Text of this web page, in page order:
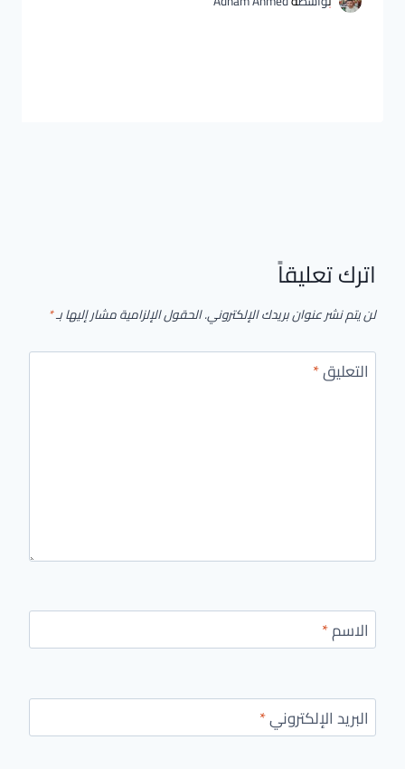
اترك تعليقاً
لن يتم نشر عنوان بريدك الإلكتروني.الحقول الإلزامية مشار إليها بـ*
التعليق*
الاسم*
البريد الإلكتروني*